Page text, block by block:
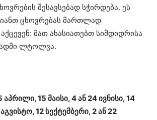
შესავსებად სჭირდება. ეს
ცხოვრებას მართლად
მათ ახასიათებთ სიმდიდრისა
ლტოლვა.
აპრილი, 15 მაისი, 4 ან 24 ივნისი, 14
12 სექტემბერი, 2 ან 22